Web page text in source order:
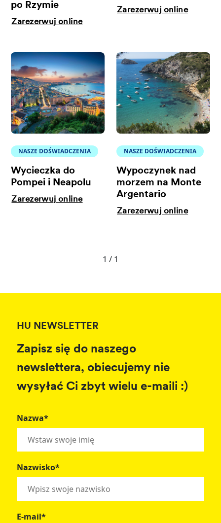
po Rzymie
Zarezerwuj online
Zarezerwuj online
NASZE DOŚWIADCZENIA
Wycieczka do
Pompei i Neapolu
Zarezerwuj online
NASZE DOŚWIADCZENIA
Wypoczynek nad
morzem na Monte
Argentario
Zarezerwuj online
1 / 1
HU NEWSLETTER
Zapisz się do naszego
newslettera, obiecujemy nie
wysyłać Ci zbyt wielu e-maili :)
Nazwa*
Nazwisko*
E-mail*